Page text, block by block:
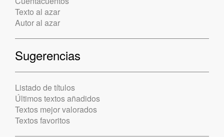
Texto al azar
Autor al azar
Sugerencias
Listado de títulos
Últimos textos añadidos
Textos mejor valorados
Textos favoritos